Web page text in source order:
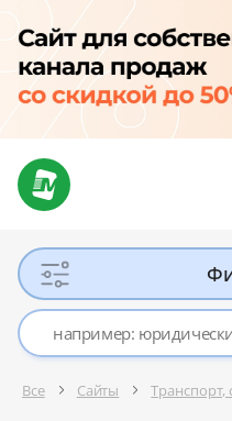
Все Сайты Транспорт,